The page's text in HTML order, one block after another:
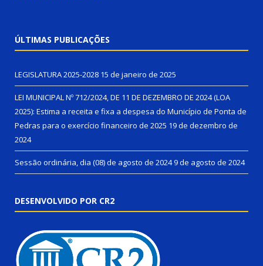
ÚLTIMAS PUBLICAÇÕES
LEGISLATURA 2025-2028 15 de janeiro de 2025
LEI MUNICIPAL Nº 712/2024, DE 11 DE DEZEMBRO DE 2024 (LOA
2025): Estima a receita e fixa a despesa do Município de Ponta de
Pedras para o exercício financeiro de 2025 19 de dezembro de
2024
Sessão ordinária, dia (08) de agosto de 20249 de agosto de 2024
DESENVOLVIDO POR CR2